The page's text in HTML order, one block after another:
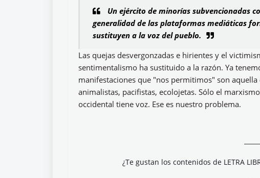
Un ejército de minorías subvencionadas
generalidad de las plataformas mediáticas
sustituyen a la voz del pueblo.
Las quejas desvergonzadas e hirientes y el
sentimentalismo ha sustituido a la razón. Ya
manifestaciones que "nos permitimos" son
animalistas, pacifistas, ecolojetas. Sólo el
occidental tiene voz. Ese es nuestro problema.
¿Te gustan los contenidos de LETRA